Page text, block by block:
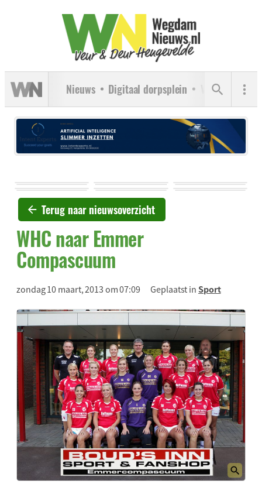
Nieuws Digitaal dorpsplein Verenigingen
Terug naar nieuwsoverzicht
WHC naar Emmer
Compascuum
zondag 10 maart, 2013 om 07:09 Geplaatst inSport